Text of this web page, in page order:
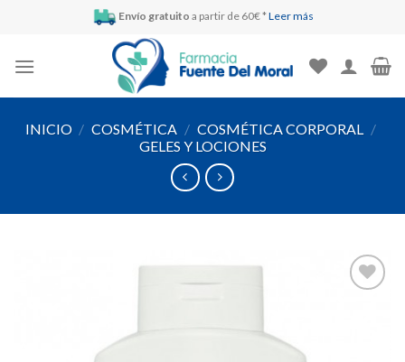
Envío gratuito a partir de 60€ * Leer más
INICIO / COSMÉTICA / COSMÉTICA CORPORAL /
GELES Y LOCIONES